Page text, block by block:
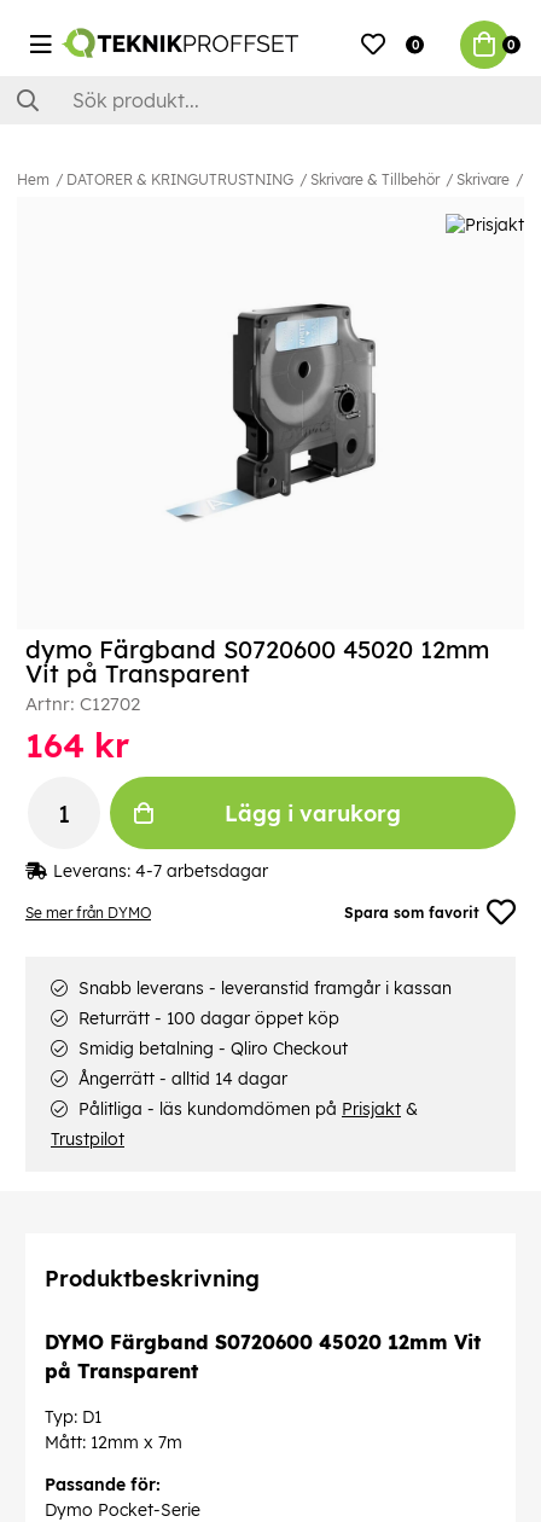
0 0
Hem DATORER & KRINGUTRUSTNING Skrivare & Tillbehör Skrivare
Se mer från DYMO Spara som favorit
dymo Färgband S0720600 45020 12mm
Vit på Transparent
Artnr: C12702
164 kr
Lägg i varukorg
Leverans: 4-7 arbetsdagar
Snabb leverans - leveranstid framgår i kassan
Returrätt - 100 dagar öppet köp
Smidig betalning - Qliro Checkout
Ångerrätt - alltid 14 dagar
Pålitliga - läs kundomdömen på Prisjakt &
Trustpilot
Produktbeskrivning
DYMO Färgband S0720600 45020 12mm Vit
på Transparent
Typ: D1
Mått: 12mm x 7m
Passande för:
Dymo Pocket-Serie